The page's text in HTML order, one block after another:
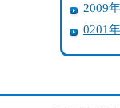
2009
0201